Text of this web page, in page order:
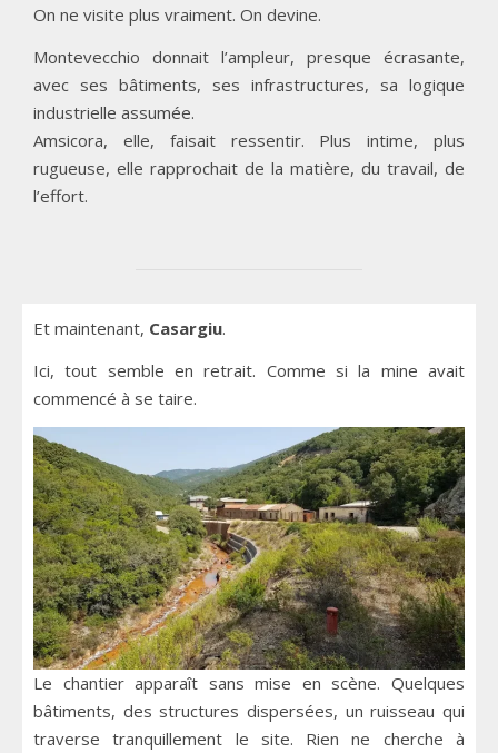
On ne visite plus vraiment. On devine.
Montevecchio donnait l’ampleur, presque écrasante,
avec ses bâtiments, ses infrastructures, sa logique
industrielle assumée.
Amsicora, elle, faisait ressentir. Plus intime, plus
rugueuse, elle rapprochait de la matière, du travail, de
l’effort.
Et maintenant, Casargiu.
Ici, tout semble en retrait. Comme si la mine avait
commencé à se taire.
Le chantier apparaît sans mise en scène. Quelques
bâtiments, des structures dispersées, un ruisseau qui
traverse tranquillement le site. Rien ne cherche à